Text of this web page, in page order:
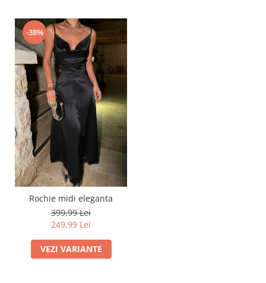
-38%
Rochie midi eleganta
399,99 Lei
249,99 Lei
VEZI VARIANTE